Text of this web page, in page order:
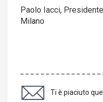
Paolo Iacci,
Milano
Ti è piaciuto